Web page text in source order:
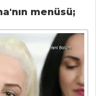
menüsü;